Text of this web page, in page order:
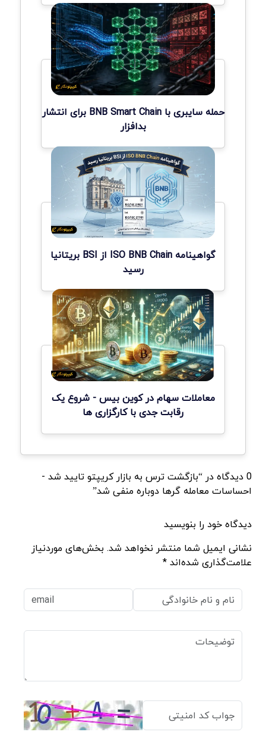
حمله سایبری با BNB Smart Chain برای انتشار
بدافزار
گواهینامه ISO BNB Chain از BSI بریتانیا
رسید
معاملات سهام در کوین بیس - شروع یک
رقابت جدی با کارگزاری ها
0 دیدگاه در “بازگشت ترس به بازار کریپتو تایید شد -
احساسات معامله گرها دوباره منفی شد”
دیدگاه خود را بنویسید
نشانی ایمیل شما منتشر نخواهد شد. بخش‌های موردنیاز
علامت‌گذاری شده‌اند *